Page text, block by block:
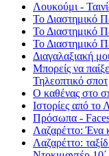
Λουκούμι -
Το Διαστημικό
Το Διαστημικό
Το Διαστημικό
Διαγαλαξιακή
Μπορείς να
Τηλεοπτικό σποτ
Ο καθένας στο
Ιστορίες από
Πρόσωπα -
Λαζαρέττο: Ένα
Λαζαρέττο: